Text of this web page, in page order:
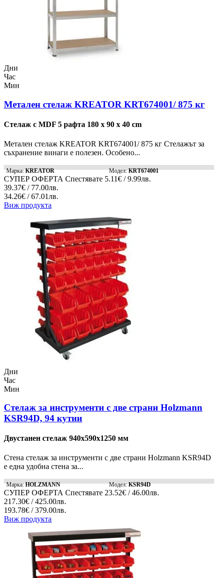
Дни
Час
Мин
Метален стелаж KREATOR KRT674001/ 875 кг
Стелаж с MDF 5 рафта 180 x 90 x 40 cm
Метален стелаж KREATOR KRT674001/ 875 кг Стелажът за
съхранение винаги е полезен. Особено...
Марка:KREATOR Модел:KRT674001
СУПЕР ОФЕРТА Спестявате 5.11€ / 9.99лв.
39.37€ / 77.00лв.
34.26€ / 67.01лв.
Виж продукта
Дни
Час
Мин
Стелаж за инструменти с две страни Holzmann
KSR94D, 94 кутии
Двустанен стелаж 940x590x1250 мм
Стена стелаж за инструменти с две страни Holzmann KSR94D
е една удобна стена за...
Марка:HOLZMANN Модел:KSR94D
СУПЕР ОФЕРТА Спестявате 23.52€ / 46.00лв.
217.30€ / 425.00лв.
193.78€ / 379.00лв.
Виж продукта